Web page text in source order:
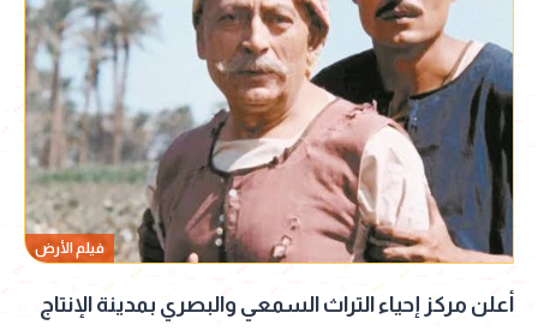
فيلم الأرض
أعلن مركز إحياء التراث السمعي والبصري بمدينة الإنتاج